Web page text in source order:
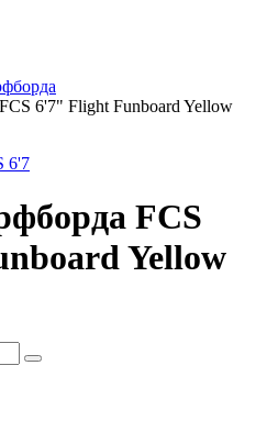
6'7" Flight Funboard Yellow
FCS
Yellow